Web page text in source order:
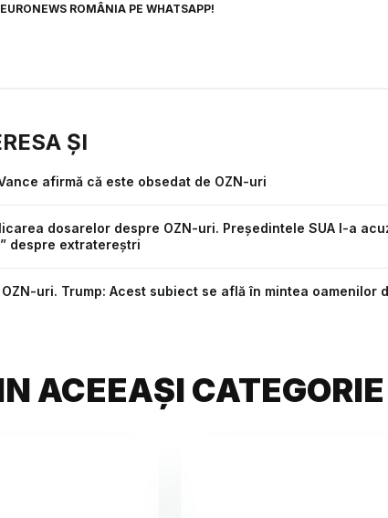
ROMÂNIA PE WHATSAPP!
ȘI
afirmă că este obsedat de OZN-uri
dosarelor despre OZN-uri. Președintele SUA l-a
despre extratereștri
uri. Trump: Acest subiect se află în mintea oamenilor
ACEEAȘI CATEGORIE